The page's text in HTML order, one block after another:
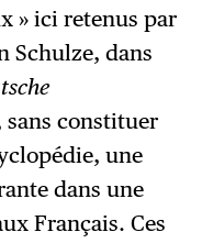
» ici retenus par
Schulze, dans
sans constituer
une
dans une
Français. Ces